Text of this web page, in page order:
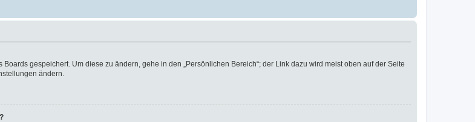
gespeichert. Um diese zu ändern, gehe in den „Persönlichen Bereich“; der Link dazu wird meist oben auf der Seite
ändern.